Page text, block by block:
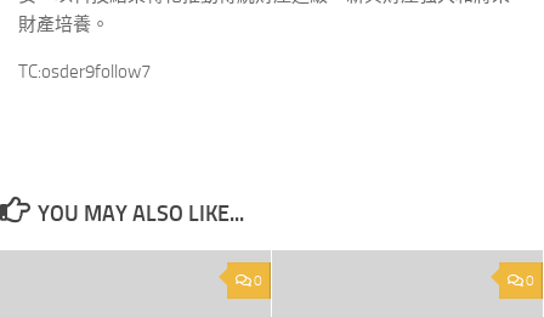
財產培養。
TC:osder9follow7
YOU MAY ALSO LIKE...
0 0